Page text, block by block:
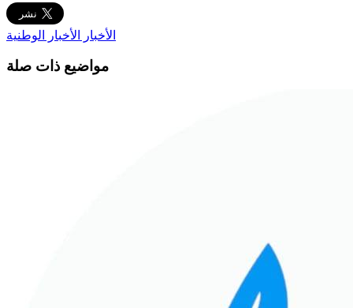
الأخبار الأخبار الوطنية
مواضيع ذات صلة